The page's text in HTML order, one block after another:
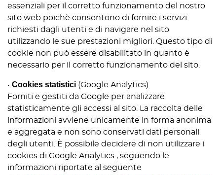
essenziali per il corretto funzionamento del nostro
sito web poichè consentono di fornire i servizi
richiesti dagli utenti e di navigare nel sito
utilizzando le sue prestazioni migliori. Questo tipo di
cookie non può essere disabilitato in quanto è
necessario per il corretto funzionamento del sito.
• Cookies statistici (Google Analytics)
Forniti e gestiti da Google per analizzare
statisticamente gli accessi al sito. La raccolta delle
informazioni avviene unicamente in forma anonima
e aggregata e non sono conservati dati personali
degli utenti. È possibile decidere di non utilizzare i
cookies di Google Analytics , seguendo le
informazioni riportate al seguente